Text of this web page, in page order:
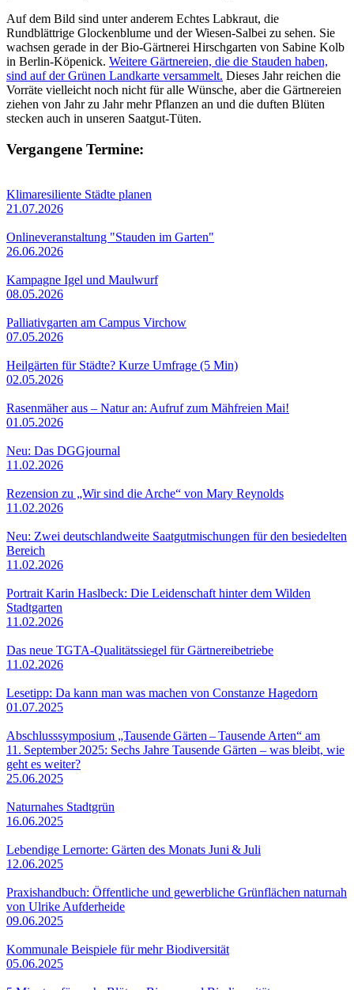
Auf dem Bild sind unter anderem Echtes Labkraut, die
Rundblättrige Glockenblume und der Wiesen-Salbei zu sehen. Sie
wachsen gerade in der Bio-Gärtnerei Hirschgarten von Sabine Kolb
in Berlin-Köpenick. Weitere Gärtnereien, die die Stauden haben,
sind auf der Grünen Landkarte versammelt. Dieses Jahr reichen die
Vorräte vielleicht noch nicht für alle Wünsche, aber die Gärtnereien
ziehen von Jahr zu Jahr mehr Pflanzen an und die duften Blüten
stecken auch in unseren Saatgut-Tüten.
Vergangene Termine:
Klimaresiliente Städte planen
21.07.2026
Onlineveranstaltung "Stauden im Garten"
26.06.2026
Kampagne Igel und Maulwurf
08.05.2026
Palliativgarten am Campus Virchow
07.05.2026
Heilgärten für Städte? Kurze Umfrage (5 Min)
02.05.2026
Rasenmäher aus – Natur an: Aufruf zum Mähfreien Mai!
01.05.2026
Neu: Das DGGjournal
11.02.2026
Rezension zu „Wir sind die Arche“ von Mary Reynolds
11.02.2026
Neu: Zwei deutschlandweite Saatgutmischungen für den besiedelten
Bereich
11.02.2026
Portrait Karin Haslbeck: Die Leidenschaft hinter dem Wilden
Stadtgarten
11.02.2026
Das neue TGTA-Qualitätssiegel für Gärtnereibetriebe
11.02.2026
Lesetipp: Da kann man was machen von Constanze Hagedorn
01.07.2025
Abschlusssymposium „Tausende Gärten – Tausende Arten“ am
11. September 2025: Sechs Jahre Tausende Gärten – was bleibt, wie
geht es weiter?
25.06.2025
Naturnahes Stadtgrün
16.06.2025
Lebendige Lernorte: Gärten des Monats Juni & Juli
12.06.2025
Praxishandbuch: Öffentliche und gewerbliche Grünflächen naturnah
von Ulrike Aufderheide
09.06.2025
Kommunale Beispiele für mehr Biodiversität
05.06.2025